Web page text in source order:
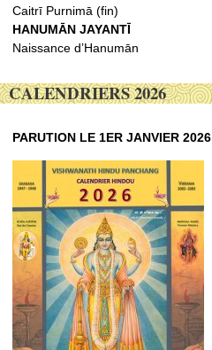
Caitrī Purnimā (fin)
HANUMĀN JAYANTĪ
Naissance d’Hanumān
CALENDRIERS 2026
PARUTION LE 1ER JANVIER 2026